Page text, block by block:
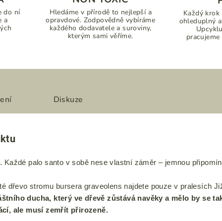
do ní
a
Hledáme v přírodě to nejlepší a
opravdové. Zodpovědně vybíráme
každého dodavatele a suroviny,
kterým sami věříme.
Každý
ohleduplný
Diskuze
Každé palo santo v sobě nese vlastní záměr – jemnou
dřevo stromu bursera graveolens najdete pouze v pralesích
ducha, který ve dřevě zůstává navěky a mělo by se
ale musí zemřít přirozeně.